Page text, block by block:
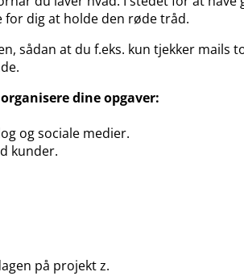
dig at holde den røde tråd.
sådan at du f.eks. kun tjekker
dine opgaver:
og sociale medier.
kunder.
på projekt z.